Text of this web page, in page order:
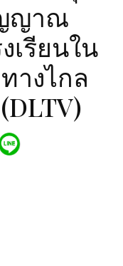
ญาณ
เรียนใน
างไกล